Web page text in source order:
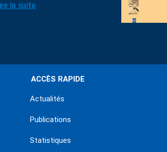
la suite
ACCÈS RAPIDE
Actualités
Publications
Statistiques